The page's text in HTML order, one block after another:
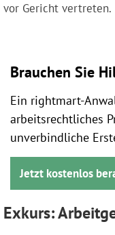
vor Gericht vertreten.
Brauchen Sie
Ein rightmart-
arbeitsrechtliches
unverbindliche
Jetzt kostenlos
Exkurs: